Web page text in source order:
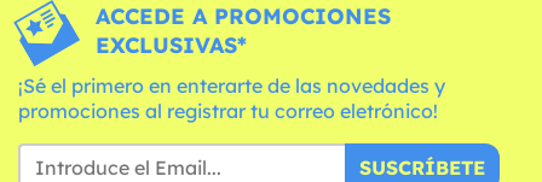
ACCEDE A PROMOCIONES
EXCLUSIVAS*
¡Sé el primero en enterarte de las novedades y
promociones al registrar tu correo eletrónico!
SUSCRÍBETE